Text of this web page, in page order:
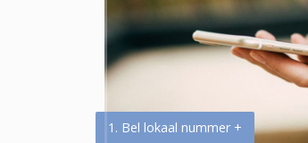
1. Bel lokaal nummer +